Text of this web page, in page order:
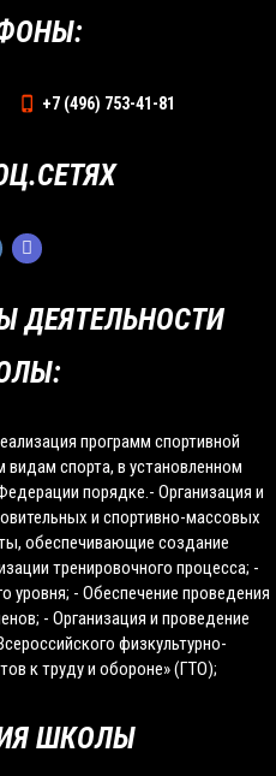
ДЕЯТЕЛЬНОСТИ
программ спортивной
спорта, в установленном
порядке.- Организация и
и спортивно-массовых
обеспечивающие создание
тренировочного процесса; -
уровня; - Обеспечение проведения
- Организация и проведение
физкультурно-
к труду и обороне» (ГТО);
ШКОЛЫ
+7 (496) 753-41-81